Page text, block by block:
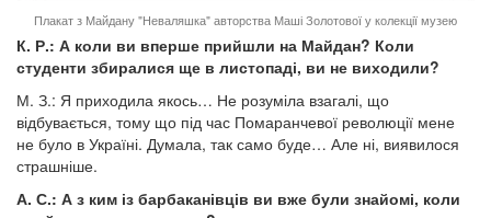
Плакат з Майдану "Неваляшка" авторства Маші Золотової у колекції музею
К. Р.: А коли ви вперше прийшли на Майдан? Коли
студенти збиралися ще в листопаді, ви не виходили?
М. З.: Я приходила якось… Не розуміла взагалі, що
відбувається, тому що під час Помаранчевої революції мене
не було в Україні. Думала, так само буде… Але ні, виявилося
страшніше.
А. С.: А з ким із барбаканівців ви вже були знайомі, коли